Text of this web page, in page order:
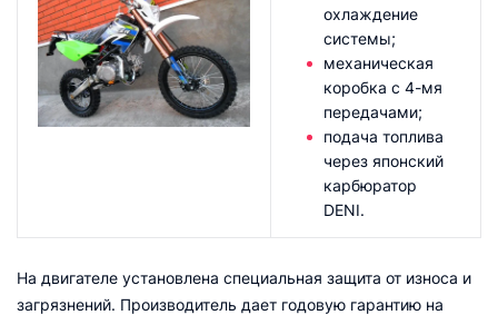
охлаждение
системы;
механическая
коробка с 4-мя
передачами;
подача топлива
через японский
карбюратор
DENI.
На двигателе установлена специальная защита от износа и
загрязнений. Производитель дает годовую гарантию на